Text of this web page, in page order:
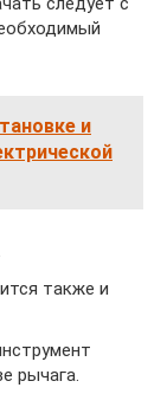
и
также и
рычага.